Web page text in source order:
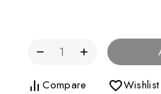
Compare
Wishlist